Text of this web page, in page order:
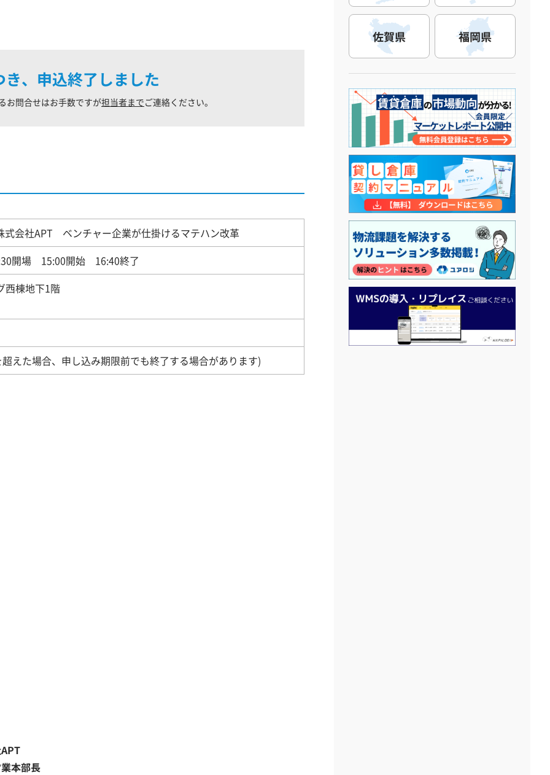
、申込終了しました
お問合せはお手数ですが担当者までご連絡ください。
式会社APT ベンチャー企業が仕掛けるマテハン改革
開場 15:00開始 16:40終了
西棟地下1階
えた場合、申し込み期限前でも終了する場合があります)
本部長
佐賀県 福岡県